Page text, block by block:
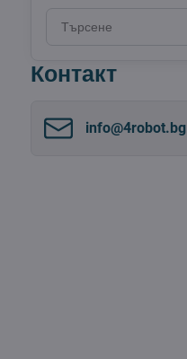
за
по
Контакт
info​@4robot​.bg